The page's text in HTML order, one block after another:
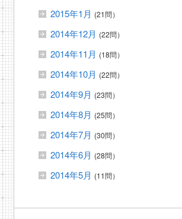
2015年1月 (21問）
2014年12月 (22問）
2014年11月 (18問）
2014年10月 (22問）
2014年9月 (23問）
2014年8月 (25問）
2014年7月 (30問）
2014年6月 (28問）
2014年5月 (11問）